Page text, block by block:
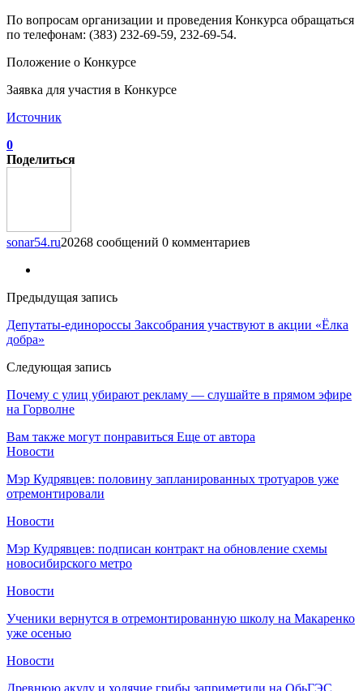
По вопросам организации и проведения Конкурса обращаться
по телефонам: (383) 232-69-59, 232-69-54.
Положение о Конкурсе
Заявка для участия в Конкурсе
Источник
0
Поделиться
sonar54.ru20268 сообщений 0 комментариев
Предыдущая запись
Депутаты-единороссы Заксобрания участвуют в акции «Ёлка
добра»
Следующая запись
Почему с улиц убирают рекламу — слушайте в прямом эфире
на Горволне
Вам также могут понравиться Еще от автора
Новости
Мэр Кудрявцев: половину запланированных тротуаров уже
отремонтировали
Новости
Мэр Кудрявцев: подписан контракт на обновление схемы
новосибирского метро
Новости
Ученики вернутся в отремонтированную школу на Макаренко
уже осенью
Новости
Древнюю акулу и ходячие грибы заприметили на ОбьГЭС